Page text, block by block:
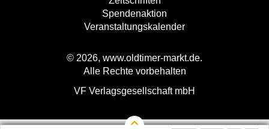
Spendenaktion
Veranstaltungskalender
© 2026, www.oldtimer-markt.de.
Alle Rechte vorbehalten
VF Verlagsgesellschaft mbH